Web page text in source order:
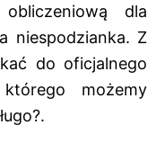
dla
niespodzianka. Z
do oficjalnego
możemy